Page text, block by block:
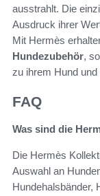
ausstrahlt. Die
Ausdruck ihrer
Mit Hermès
Hundezubehör,
zu ihrem Hund
FAQ
Was sind die
Die Hermès
Auswahl an
Hundehalsbänder,